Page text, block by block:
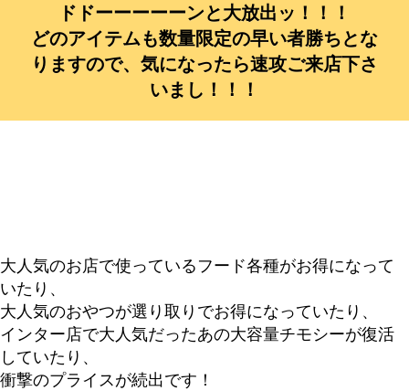
ドドーーーーーンと大放出ッ！！！
どのアイテムも数量限定の早い者勝ちとな
りますので、気になったら速攻ご来店下さ
いまし！！！
大人気のお店で使っているフード各種がお得になって
いたり、
大人気のおやつが選り取りでお得になっていたり、
インター店で大人気だったあの大容量チモシーが復活
していたり、
衝撃のプライスが続出です！